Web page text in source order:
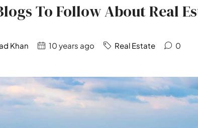
To Follow About Real
Khan 10 years ago Real Estate 0